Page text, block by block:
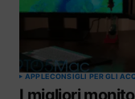
APPLECONSIGLI PER GLI
I migliori